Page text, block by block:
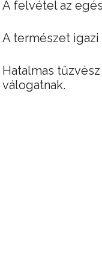
A felvétel az
A természet igazi
Hatalmas
válogatnak.